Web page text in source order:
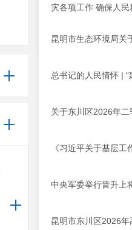
灾各项工作 确保人
昆明市生态环境局关
总书记的人民情怀 |
关于东川区2026年
《习近平关于基层
中央军委举行晋升上
昆明市东川区2026